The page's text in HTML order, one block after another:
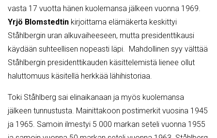
vasta 17 vuotta hänen kuolemansa jälkeen vuonna 1969.
Yrjö Blomstedtin kirjoittama elämäkerta keskittyi
Ståhlbergin uran alkuvaiheeseen, mutta presidenttikausi
käydään suhteellisen nopeasti läpi. Mahdollinen syy välttää
Ståhlbergin presidenttikauden käsittelemistä lienee ollut
haluttomuus käsitellä herkkää lähihistoriaa.
Toki Ståhlberg sai elinaikanaan ja myös kuolemansa
jälkeen tunnustusta. Mainittakoon postimerkit vuosina 1945
ja 1965. Samoin ilmestyi 5 000 markan seteli vuonna 1955